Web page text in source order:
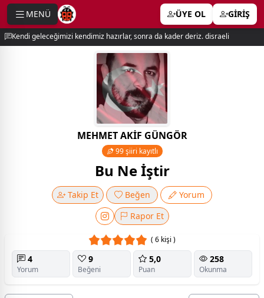
MENÜ ÜYE OL GİRİŞ
Kendi geleceğimizi kendimiz hazırlar, sonra da kader deriz. disraeli
MEHMET AKİF GÜNGÖR
99 şiiri kayıtlı
Bu Ne İştir
Takip Et Beğen
Yorum
Rapor Et
( 6 kişi )
4
Yorum
9
Beğeni
5,0
Puan
258
Okunma
menu